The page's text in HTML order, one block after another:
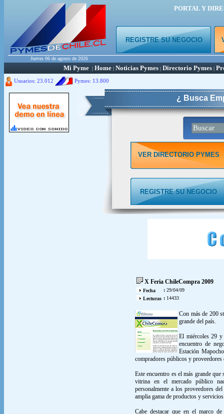
PORTAL Y
REGISTRE SU NEGOCIO
Jueves 06 de agosto de 2026
Mi Pyme | Home | Noticias Pymes | Directorio Pymes |
Usuarios: 23.012 Pymes: 13.800
¿ Busca
VER DIRECTORIO PYMES
REGISTRE SU NEGOCIO
X Feria ChileCompra 2009
Fecha : 29/04/09
Lecturas : 14433
Con más de 200
grande del país.
El miércoles 29 y
encuentro de
Estación
compradores públicos y
Este encuentro es el más grande que
vitrina en el mercado público
personalmente a los proveedores
amplia gama de productos y
Cabe destacar que en el marco